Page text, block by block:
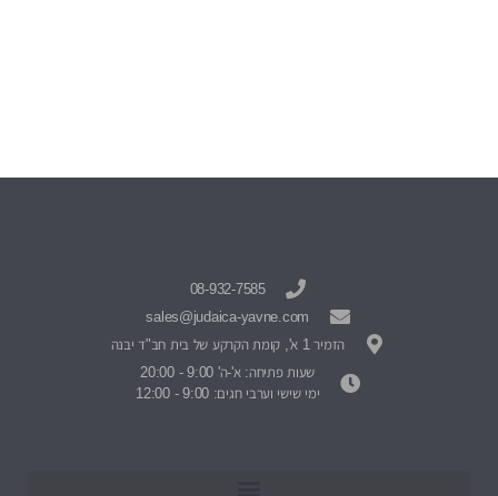
08-932-7585
sales@judaica-yavne.com
הזמיר 1 א', קומת הקרקע של בית חב"ד יבנה
שעות פתיחה: א'-ה' 9:00 - 20:00
ימי שישי וערבי חגים: 9:00 - 12:00